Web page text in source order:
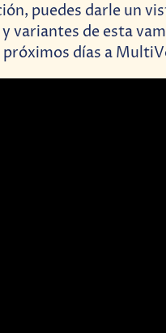
puedes darle un
variantes de esta
próximos días a